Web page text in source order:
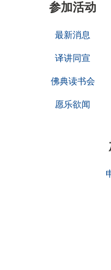
参加活动
最新消息
译讲同宣
佛典读书会
愿乐欲闻